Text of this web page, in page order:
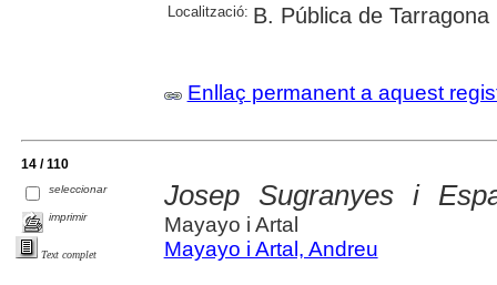
Localització: B. Pública de Tarragona
Enllaç permanent a aquest
14 / 110
seleccionar
imprimir
Text complet
Josep Sugranyes i
Mayayo i Artal
Mayayo i Artal, Andreu